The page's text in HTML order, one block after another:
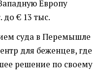
Европу
до € 13 тыс.
суда в Перемышле
для беженцев, где
решение по своему